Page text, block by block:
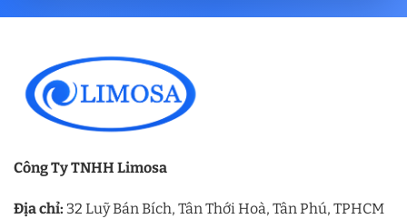
Công Ty TNHH Limosa
Địa chỉ: 32 Luỹ Bán Bích, Tân Thới Hoà, Tân Phú, TPHCM